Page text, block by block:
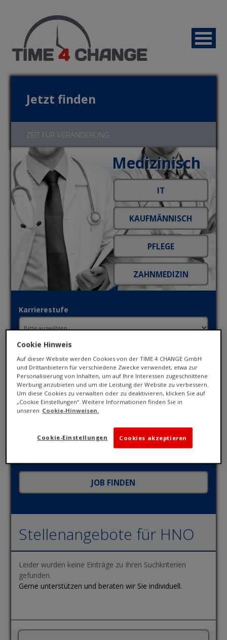
Jetzt bewerben!
Jetzt finden
ZEIT FÜR VERÄNDERUNG
Medizinisch
Karrierestufe
Fachbereich
Ort / PLZ
Stellenangebote für HNO
Leider wurden keine Einträge zu Ihren Suchkriterien
gefunden.
Gerne unterstützen und beraten wir Sie individuell.
Cookie Hinweis
Auf dieser Website werden Cookies von der TIME 4 CHANGE GmbH
und Drittanbietern für verschiedene Zwecke verwendet, etwa zur
Personalisierung von Inhalten, um auf Ihre Interessen zugeschnittene
Werbung anzubieten und um die Leistung der Website zu verbessern.
Um diese Cookies zu verwalten oder zu deaktivieren, klicken Sie auf
„Cookie Einstellungen“. Weitere Informationen finden Sie in
unseren Cookie-Hinweisen.
Cookies akzeptieren
Cookie-Einstellungen